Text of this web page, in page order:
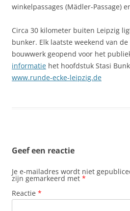
winkelpassages (Mädler-Passage)
Circa 30 kilometer buiten Leipzig
bunker. Elk laatste weekend van
bouwwerk geopend voor het
informatie het hoofdstuk Stasi
www.runde-ecke-leipzig.de
Geef een reactie
Je e-mailadres wordt niet
zijn gemarkeerd met *
Reactie *